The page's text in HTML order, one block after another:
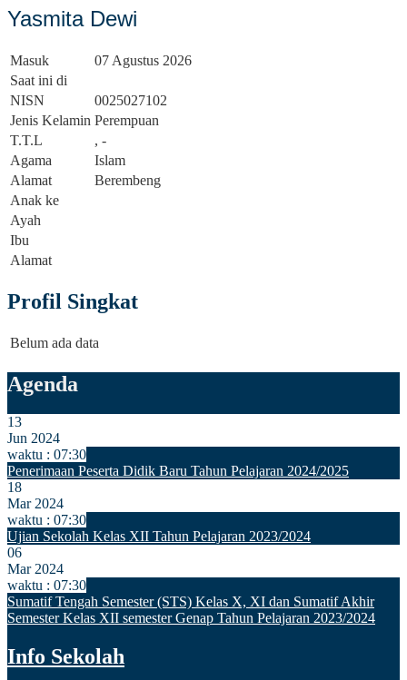
Yasmita Dewi
Masuk
07 Agustus 2026
Saat ini di
NISN
0025027102
Jenis Kelamin Perempuan
T.T.L
, -
Agama
Islam
Alamat
Berembeng
Anak ke
Ayah
Ibu
Alamat
Profil Singkat
Belum ada data
Agenda
13
Jun 2024
waktu : 07:30
Penerimaan Peserta Didik Baru Tahun Pelajaran 2024/2025
18
Mar 2024
waktu : 07:30
Ujian Sekolah Kelas XII Tahun Pelajaran 2023/2024
06
Mar 2024
waktu : 07:30
Sumatif Tengah Semester (STS) Kelas X, XI dan Sumatif Akhir
Semester Kelas XII semester Genap Tahun Pelajaran 2023/2024
Info Sekolah